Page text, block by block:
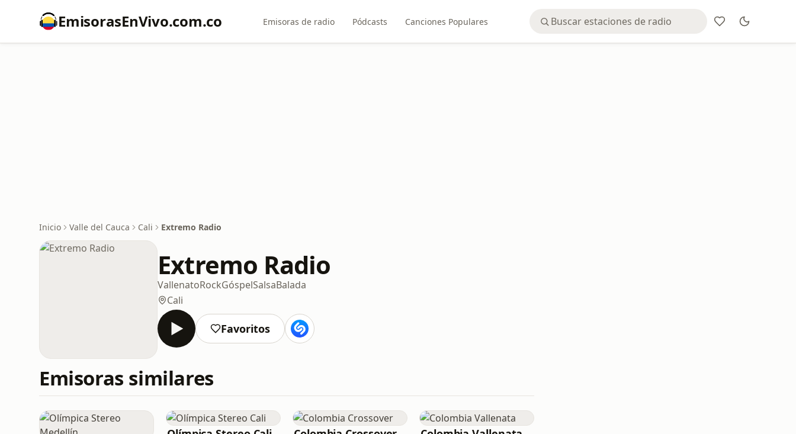
EmisorasEnVivo.com.co Emisoras de radio Pódcasts Canciones Populares
Inicio Valle del Cauca Cali Extremo Radio
Extremo Radio
VallenatoRockGóspelSalsaBalada
Cali
Favoritos
Emisoras similares